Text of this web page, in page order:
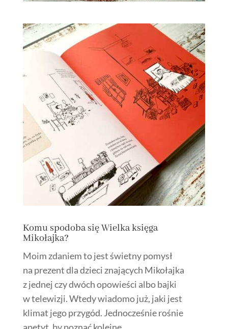
Komu spodoba się Wielka księga
Mikołajka?
Moim zdaniem to jest świetny pomysł
na prezent dla dzieci znających Mikołajka
z jednej czy dwóch opowieści albo bajki
w telewizji. Wtedy wiadomo już, jaki jest
klimat jego przygód. Jednocześnie rośnie